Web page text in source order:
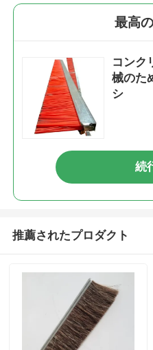
最高
コンク
械のた
シ
続
推薦されたプロダクト